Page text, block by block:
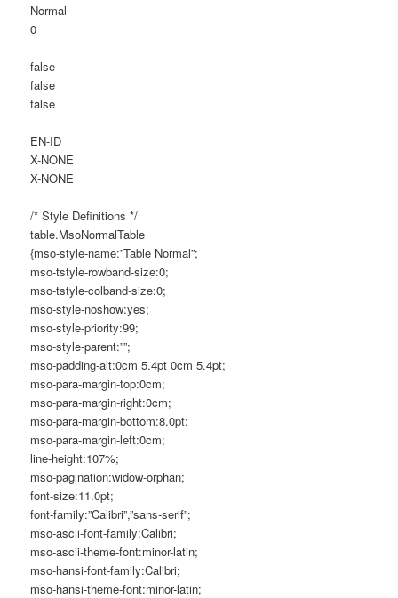
Normal
0
false
false
false
EN-ID
X-NONE
X-NONE
/* Style Definitions */
table.MsoNormalTable
{mso-style-name:”Table Normal”;
mso-tstyle-rowband-size:0;
mso-tstyle-colband-size:0;
mso-style-noshow:yes;
mso-style-priority:99;
mso-style-parent:””;
mso-padding-alt:0cm 5.4pt 0cm 5.4pt;
mso-para-margin-top:0cm;
mso-para-margin-right:0cm;
mso-para-margin-bottom:8.0pt;
mso-para-margin-left:0cm;
line-height:107%;
mso-pagination:widow-orphan;
font-size:11.0pt;
font-family:”Calibri”,”sans-serif”;
mso-ascii-font-family:Calibri;
mso-ascii-theme-font:minor-latin;
mso-hansi-font-family:Calibri;
mso-hansi-theme-font:minor-latin;